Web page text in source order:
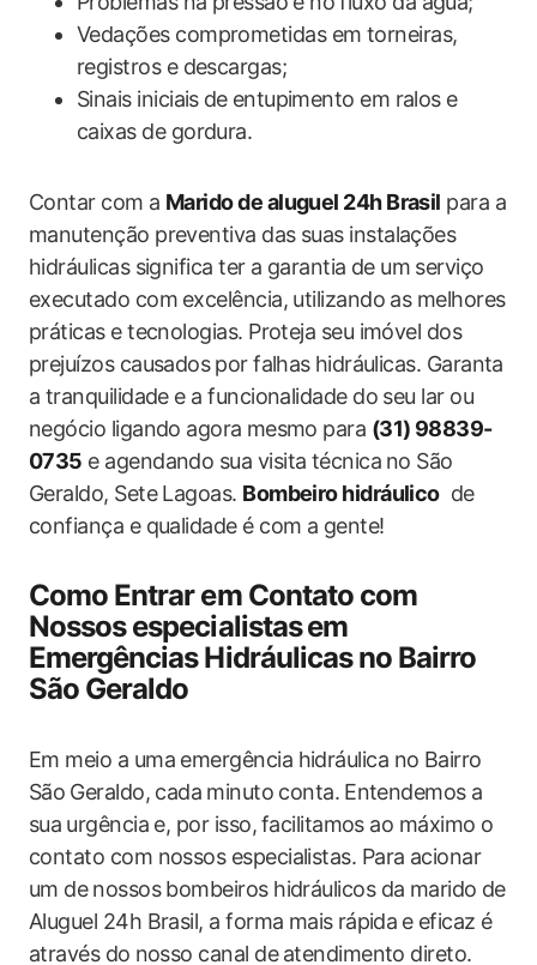
Vedações comprometidas em torneiras,
registros e descargas;
Sinais iniciais ⁣de⁣ entupimento ​em ralos e
caixas de gordura.
Contar com a Marido de aluguel 24h Brasil para a
manutenção preventiva das suas instalações
hidráulicas significa ter a garantia de um⁣ serviço⁤
executado com⁤ excelência, utilizando as ‌melhores
práticas e tecnologias. Proteja seu imóvel dos
prejuízos causados⁢ por falhas ⁣hidráulicas. ​Garanta
​a tranquilidade e a funcionalidade do seu lar ou
negócio ligando agora ⁤mesmo ​para (31) 98839-
0735 e ‍agendando sua visita ​técnica⁤ no São
Geraldo, Sete Lagoas. Bombeiro hidráulico​ de
‍confiança ​e qualidade é‍ com​ a ​gente!
Como Entrar em ​Contato​ com
Nossos especialistas⁤ em
Emergências Hidráulicas no Bairro
São Geraldo
Em meio‍ a uma emergência hidráulica no Bairro⁤
São ⁤Geraldo, cada ⁣minuto conta. ⁤Entendemos a
sua ⁣urgência ‌e, por isso,⁣ facilitamos ao máximo o
contato com nossos especialistas. Para‌ acionar
um de⁤ nossos bombeiros hidráulicos da marido ⁣de
Aluguel 24h Brasil, a forma mais⁤ rápida⁢ e⁢ eficaz é​
através do⁣ nosso canal de⁢ atendimento direto.